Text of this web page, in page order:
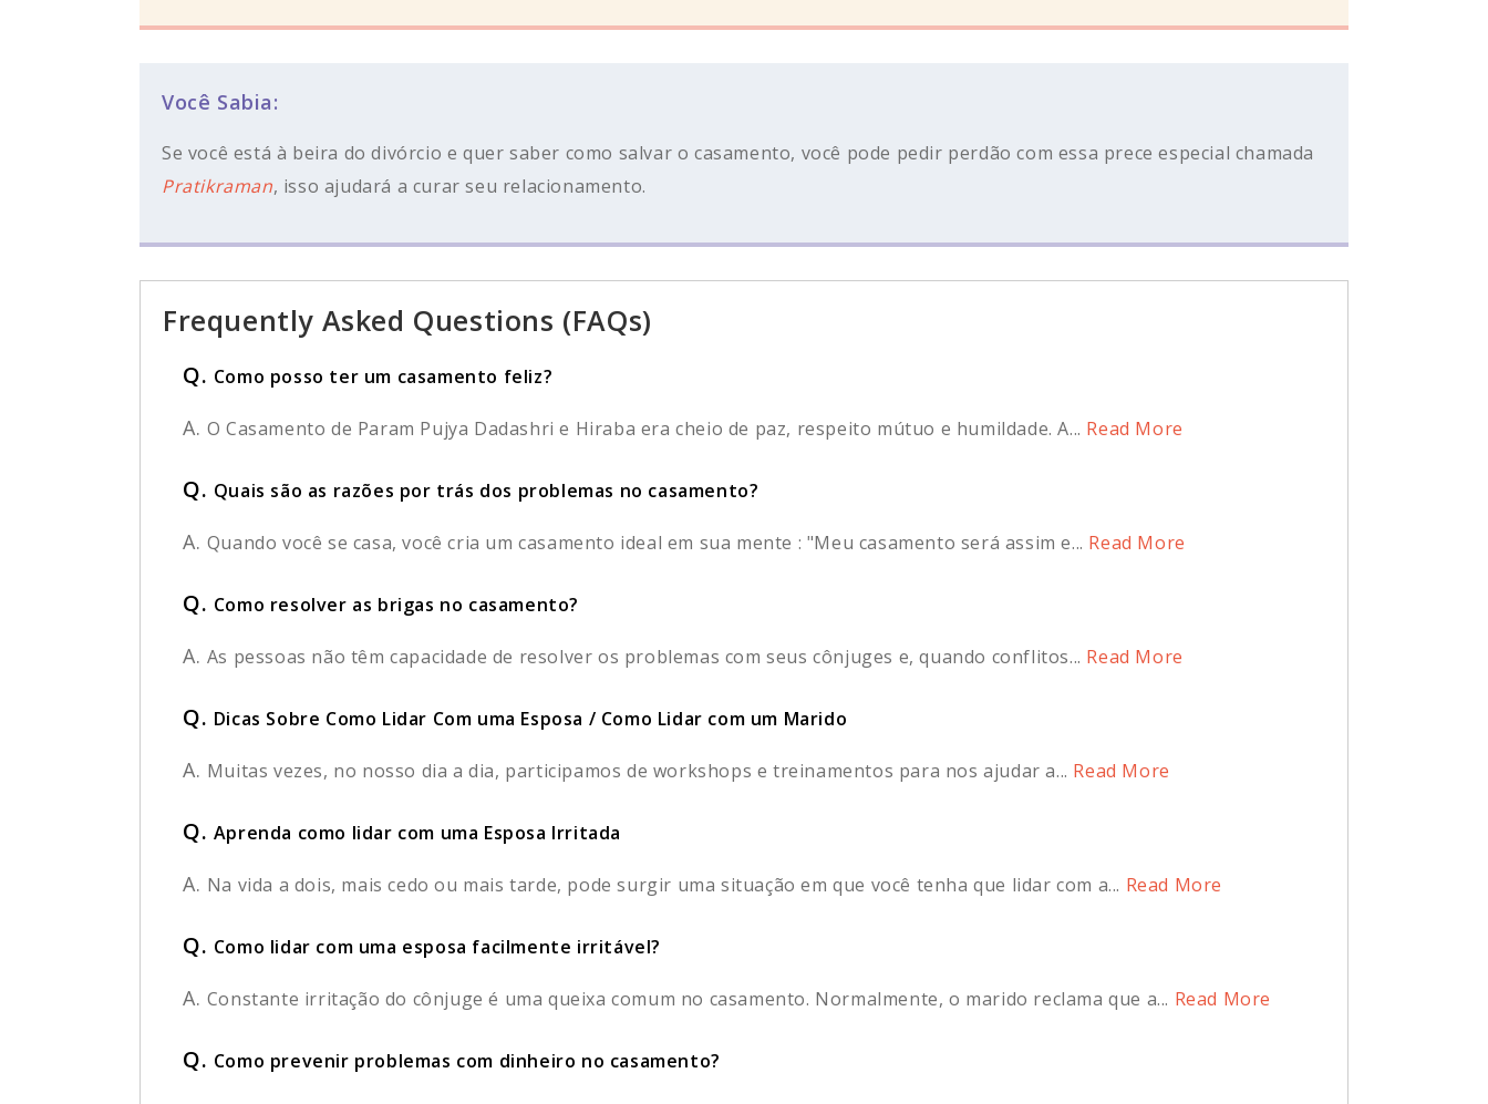
Você Sabia:
Se você está à beira do divórcio e quer saber como salvar o casamento, você pode pedir perdão com essa prece especial chamada
Pratikraman, isso ajudará a curar seu relacionamento.
Frequently Asked Questions (FAQs)
Q. Como posso ter um casamento feliz?
A. O Casamento de Param Pujya Dadashri e Hiraba era cheio de paz, respeito mútuo e humildade. A... Read More
Q. Quais são as razões por trás dos problemas no casamento?
A. Quando você se casa, você cria um casamento ideal em sua mente : "Meu casamento será assim e... Read More
Q. Como resolver as brigas no casamento?
A. As pessoas não têm capacidade de resolver os problemas com seus cônjuges e, quando conflitos... Read More
Q. Dicas Sobre Como Lidar Com uma Esposa / Como Lidar com um Marido
A. Muitas vezes, no nosso dia a dia, participamos de workshops e treinamentos para nos ajudar a... Read More
Q. Aprenda como lidar com uma Esposa Irritada
A. Na vida a dois, mais cedo ou mais tarde, pode surgir uma situação em que você tenha que lidar com a... Read More
Q. Como lidar com uma esposa facilmente irritável?
A. Constante irritação do cônjuge é uma queixa comum no casamento. Normalmente, o marido reclama que a... Read More
Q. Como prevenir problemas com dinheiro no casamento?